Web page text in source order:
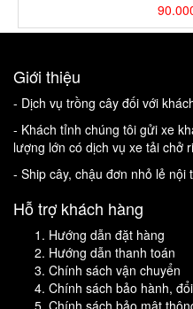
Giới thiệu
- Dịch vụ trồng cây đối với
- Khách tỉnh chúng tôi gửi xe
lượng lớn có dịch vụ xe tải chở
- Ship cây, chậu đơn nhỏ lẻ nội
Hỗ trợ khách hàng
Hướng dẫn đặt hàng
Hướng dẫn thanh toán
Chính sách vận chuyển
Chính sách bảo hành,